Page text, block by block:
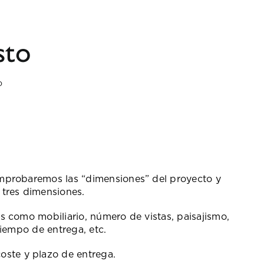
las “dimensiones” del proyecto y
dimensiones.
como mobiliario, número de vistas, paisajismo,
de entrega, etc.
y plazo de entrega.